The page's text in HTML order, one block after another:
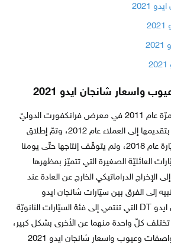
2021
واسعار شانجان ايدو 2021
ظهرت شانجان ايدو أوّل مرّة عام 2011 في معرض فرانكفورت الدوليّ
للسيّارات، وبدأت الشركة بتقديمها إلى العملاء عام 2012، وتمّ إطلاق
الجيل الثاني من هذه السيّارة عام 2018، ولم يتوقّف إنتاجها حتّى يومنا
العائليّة الصغيرة التي تتميّز بمظهرها
الإخراج الدراماتيكي الخارج عن العادة عند
إلى الفرق بين سيّارات شانجان ايدو
المذكورة وسيّارات شاجان ايدو DT التي تنتمي إلى فئة السيّارات الثانويّة
كلّ واحدة منهما عن الأخرى بشكل كبير،
واليوم يكثر البحث عن مواصفات وعيوب واسعار شانجان ايدو 2021